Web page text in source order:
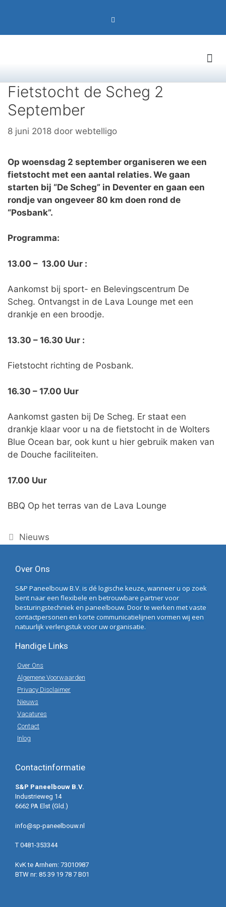
Fietstocht de Scheg 2
September
8 juni 2018 door webtelligo
Op woensdag 2 september organiseren we een
fietstocht met een aantal relaties. We gaan
starten bij “De Scheg” in Deventer en gaan een
rondje van ongeveer 80 km doen rond de
“Posbank”.
Programma:
13.00 – 13.00 Uur :
Aankomst bij sport- en Belevingscentrum De
Scheg. Ontvangst in de Lava Lounge met een
drankje en een broodje.
13.30 – 16.30 Uur :
Fietstocht richting de Posbank.
16.30 – 17.00 Uur
Aankomst gasten bij De Scheg. Er staat een
drankje klaar voor u na de fietstocht in de Wolters
Blue Ocean bar, ook kunt u hier gebruik maken van
de Douche faciliteiten.
17.00 Uur
BBQ Op het terras van de Lava Lounge
Nieuws
Over Ons
S&P Paneelbouw B.V. is dé logische keuze, wanneer u op zoek
bent naar een flexibele en betrouwbare partner voor
besturingstechniek en paneelbouw. Door te werken met vaste
contactpersonen en korte communicatielijnen vormen wij een
natuurlijk verlengstuk voor uw organisatie.
Handige Links
Over Ons
Algemene Voorwaarden
Privacy Disclaimer
Nieuws
Vacatures
Contact
Inlog
Contactinformatie
S&P Paneelbouw B.V.
Industrieweg 14
6662 PA Elst (Gld.)
info@sp-paneelbouw.nl
T 0481-353344
KvK te Arnhem: 73010987
BTW nr: 85 39 19 78 7 B01